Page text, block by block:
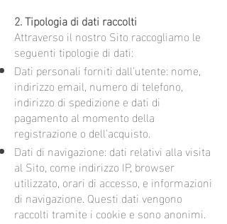
2. Tipologia di dati raccolti
Attraverso il nostro Sito raccogliamo le
seguenti tipologie di dati:
Dati personali forniti dall'utente: nome,
indirizzo email, numero di telefono,
indirizzo di spedizione e dati di
pagamento al momento della
registrazione o dell'acquisto.
Dati di navigazione: dati relativi alla visita
al Sito, come indirizzo IP, browser
utilizzato, orari di accesso, e informazioni
di navigazione. Questi dati vengono
raccolti tramite i cookie e sono anonimi.